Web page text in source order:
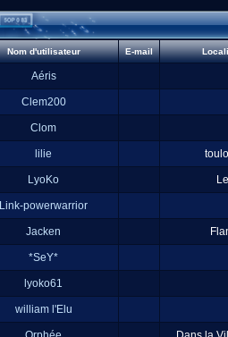
Nom d'utilisateur E-mail
Aéris
Clem200
Clom
lilie
LyoKo
Link-powerwarrior
Jacken
*SeY*
lyoko61
william l'Elu